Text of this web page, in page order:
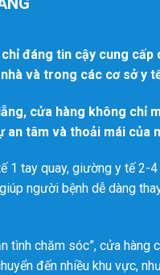
đáng tin cậy cung
và trong các cơ sở y
cửa hàng không chỉ
tâm và thoải mái của
1 tay quay, giường y tế 2-
người bệnh dễ dàng
tình chăm sóc”, cửa hàng
đến nhiều khu vực,